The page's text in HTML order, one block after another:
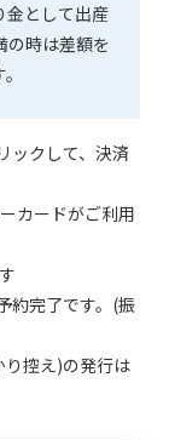
金として出産
の時は差額を
ックして、決済
カードがご利用
約完了です。(振
控え)の発行は